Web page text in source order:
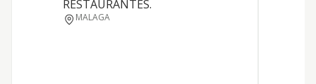
RESTAURANTES.
MALAGA